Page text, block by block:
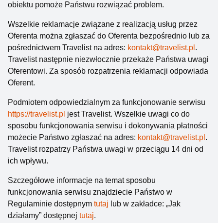
obiektu pomoże Państwu rozwiązać problem.
Wszelkie reklamacje związane z realizacją usług przez
Oferenta można zgłaszać do Oferenta bezpośrednio lub za
pośrednictwem Travelist na adres: kontakt@travelist.pl .
Travelist następnie niezwłocznie przekaże Państwa uwagi
Oferentowi. Za sposób rozpatrzenia reklamacji odpowiada
Oferent.
Podmiotem odpowiedzialnym za funkcjonowanie serwisu
https://travelist.pl jest Travelist. Wszelkie uwagi co do
sposobu funkcjonowania serwisu i dokonywania płatności
możecie Państwo zgłaszać na adres: kontakt@travelist.pl .
Travelist rozpatrzy Państwa uwagi w przeciągu 14 dni od
ich wpływu.
Szczegółowe informacje na temat sposobu
funkcjonowania serwisu znajdziecie Państwo w
Regulaminie dostępnym tutaj lub w zakładce: „Jak
działamy” dostępnej tutaj.